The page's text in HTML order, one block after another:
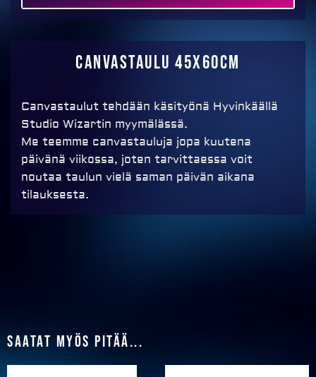
Canvastaulu 45x60cm
Canvastaulut tehdään käsityönä Hyvinkäällä
Studio Wizartin myymälässä.
Me teemme canvastauluja jopa kuutena
päivänä viikossa, joten tarvittaessa voit
noutaa taulun vielä saman päivän aikana
tilauksesta.
Saatat myös pitää...